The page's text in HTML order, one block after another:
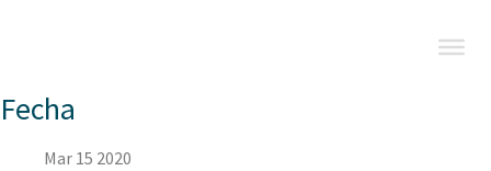
Fecha
Mar 15 2020